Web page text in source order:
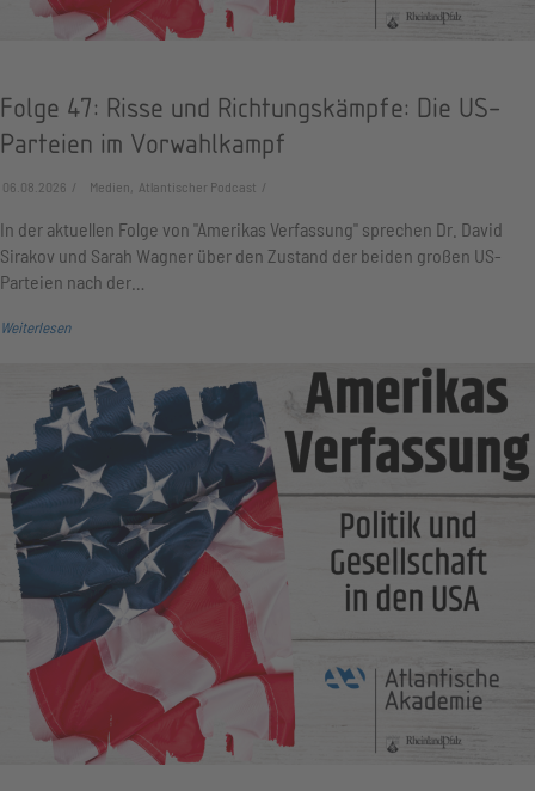
Folge 47: Risse und Richtungskämpfe: Die US-
Parteien im Vorwahlkampf
06.08.2026 Medien, Atlantischer Podcast
In der aktuellen Folge von "Amerikas Verfassung" sprechen Dr. David
Sirakov und Sarah Wagner über den Zustand der beiden großen US-
Parteien nach der…
Weiterlesen